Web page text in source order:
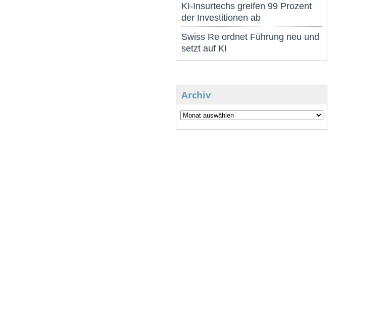
KI-Insurtechs greifen 99 Prozent
der Investitionen ab
Swiss Re ordnet Führung neu und
setzt auf KI
Archiv